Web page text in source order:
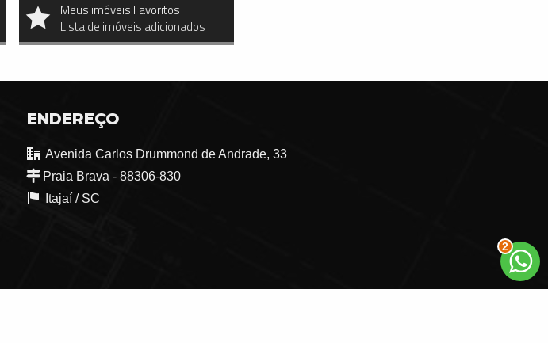
Meus imóveis Favoritos
Lista de imóveis adicionados
ENDEREÇO
Avenida Carlos Drummond de Andrade, 33
Praia Brava - 88306-830
Itajaí / SC